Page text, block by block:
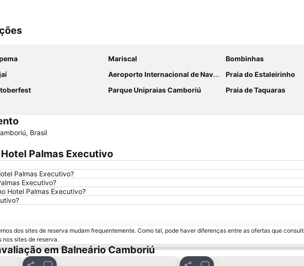
Mariscal
Bombinhas
Aeroporto Internacional de Navegantes
Praia do Estaleirinho
Parque Unipraias Camboriú
Praia de Taquaras
Brasil
Palmas Executivo
Palmas Executivo?
Executivo?
Hotel Palmas Executivo?
dos sites de reserva mudam frequentemente. Como tal, pode haver diferenças entre as ofertas que
nos sites de reserva.
em Balneário Camboriú
Adicionar aos favoritos Adicionar aos favoritos